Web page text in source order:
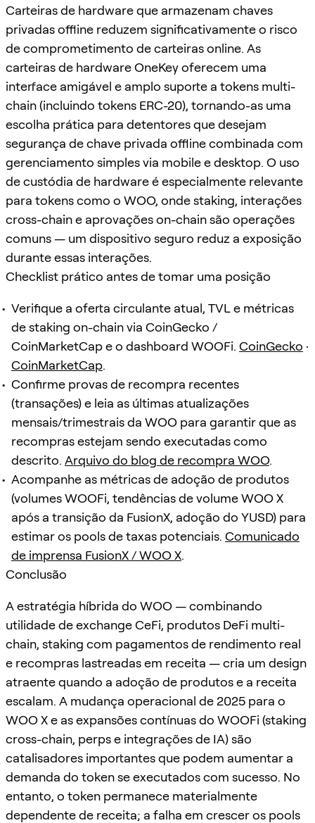
Carteiras de hardware que armazenam chaves
privadas offline reduzem significativamente o risco
de comprometimento de carteiras online. As
carteiras de hardware OneKey oferecem uma
interface amigável e amplo suporte a tokens multi-
chain (incluindo tokens ERC-20), tornando-as uma
escolha prática para detentores que desejam
segurança de chave privada offline combinada com
gerenciamento simples via mobile e desktop. O uso
de custódia de hardware é especialmente relevante
para tokens como o WOO, onde staking, interações
cross-chain e aprovações on-chain são operações
comuns — um dispositivo seguro reduz a exposição
durante essas interações.
Checklist prático antes de tomar uma posição
Verifique a oferta circulante atual, TVL e métricas
de staking on-chain via CoinGecko /
CoinMarketCap e o dashboard WOOFi. CoinGecko ·
CoinMarketCap.
Confirme provas de recompra recentes
(transações) e leia as últimas atualizações
mensais/trimestrais da WOO para garantir que as
recompras estejam sendo executadas como
descrito. Arquivo do blog de recompra WOO.
Acompanhe as métricas de adoção de produtos
(volumes WOOFi, tendências de volume WOO X
após a transição da FusionX, adoção do YUSD) para
estimar os pools de taxas potenciais. Comunicado
de imprensa FusionX / WOO X.
Conclusão
A estratégia híbrida do WOO — combinando
utilidade de exchange CeFi, produtos DeFi multi-
chain, staking com pagamentos de rendimento real
e recompras lastreadas em receita — cria um design
atraente quando a adoção de produtos e a receita
escalam. A mudança operacional de 2025 para o
WOO X e as expansões contínuas do WOOFi (staking
cross-chain, perps e integrações de IA) são
catalisadores importantes que podem aumentar a
demanda do token se executados com sucesso. No
entanto, o token permanece materialmente
dependente de receita; a falha em crescer os pools